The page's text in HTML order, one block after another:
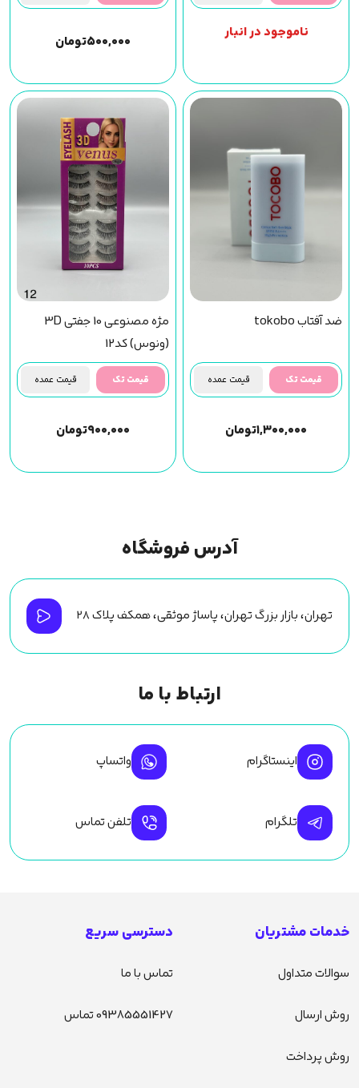
ناموجود در انبار ۵۰۰,۰۰۰تومان
ضد آفتاب tokobo
قیمت تک قیمت عمده
۱,۳۰۰,۰۰۰تومان
مژه مصنوعی 10 جفتی 3D
(ونوس) کد12
قیمت تک قیمت عمده
۹۰۰,۰۰۰تومان
آدرس فروشگاه
تهران، بازار بزرگ تهران، پاساژ موثقی، همکف پلاک ۲۸
ارتباط با ما
اینستاگرام واتساپ
تلگرام تلفن تماس
خدمات مشتریان
سوالات متداول
روش ارسال
روش پرداخت
دسترسی سریع
تماس با ما
09385551427 تماس